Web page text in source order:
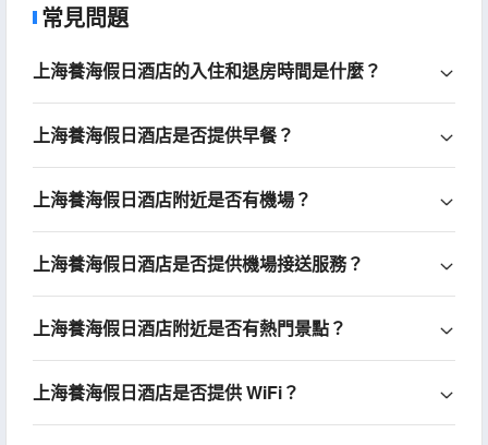
常見問題
上海養海假日酒店的入住和退房時間是什麼？
上海養海假日酒店是否提供早餐？
上海養海假日酒店附近是否有機場？
上海養海假日酒店是否提供機場接送服務？
上海養海假日酒店附近是否有熱門景點？
上海養海假日酒店是否提供 WiFi？